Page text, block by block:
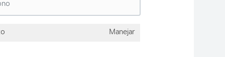
Manejar